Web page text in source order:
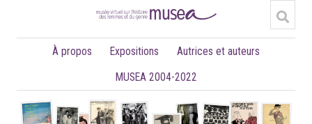
À propos Expositions
Autrices et auteurs
MUSEA 2004-2022